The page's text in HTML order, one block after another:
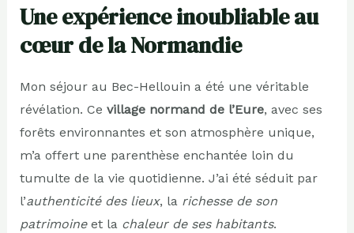
Une expérience inoubliable au
cœur de la Normandie
Mon séjour au Bec-Hellouin a été une véritable
révélation. Ce village normand de l’Eure, avec ses
forêts environnantes et son atmosphère unique,
m’a offert une parenthèse enchantée loin du
tumulte de la vie quotidienne. J’ai été séduit par
l’authenticité des lieux, la richesse de son
patrimoineet la chaleur de ses habitants.